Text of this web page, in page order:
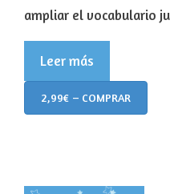
ampliar el vocabulario
Leer más
2,99€ – COMPRAR